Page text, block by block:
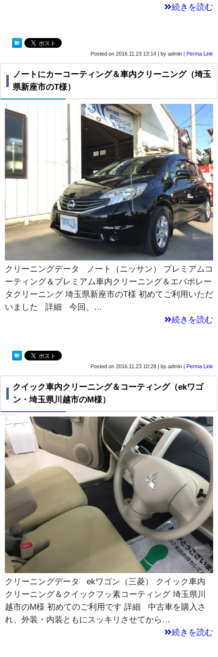
続きを読む
Posted on 2016.11.23 13:14 | by admin | Perma Link
ノートにカーコーティング＆車内クリーニング（埼玉
県新座市のT様）
クリーニングデータ ノート（ニッサン） プレミアムコ
ーティング＆プレミアム車内クリーニング＆エバポレー
タクリーニング 埼玉県新座市のT様 初めてご利用いただ
いました 詳細 今回、…
続きを読む
Posted on 2016.11.23 10:28 | by admin | Perma Link
クイック車内クリーニング＆コーティング（ekワゴ
ン・埼玉県川越市のM様）
クリーニングデータ ekワゴン（三菱） クイック車内
クリーニング＆クイックフッ素コーティング 埼玉県川
越市のM様 初めてのご利用です 詳細 中古車を購入さ
れ、外装・内装ともにスッキリさせてから…
続きを読む